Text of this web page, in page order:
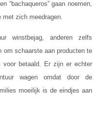
“bachaqueros” gaan noemen,
met zich meedragen.
winstbejag, anderen zelfs
om schaarste aan producten te
voor betaald. Er zijn er echter
wagen omdat door de
moeilijk is de eindjes aan